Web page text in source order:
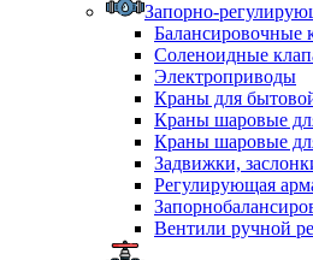
Запорно-
Балансировочные
Соленоидные
Электроприводы
Краны для
Краны шаровые
Краны шаровые
Задвижки,
Регулирующая
Вентили ручной